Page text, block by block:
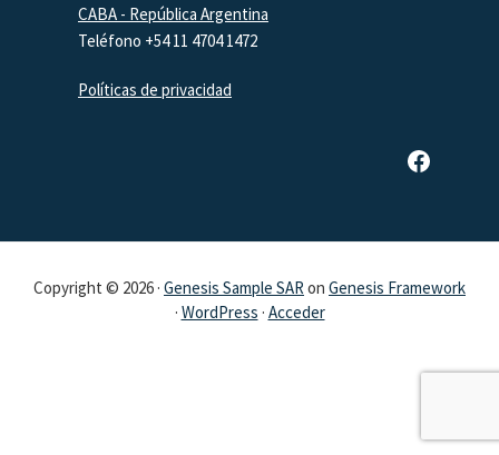
CABA - República Argentina
Teléfono +54 11 4704 1472
Políticas de privacidad
Página de Facebook de SAR
Copyright © 2026 · Genesis Sample SARon Genesis Framework
· WordPress · Acceder